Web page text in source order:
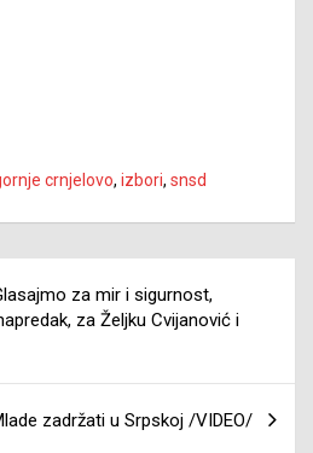
crnjelovo, izbori, snsd
za mir i sigurnost,
za Željku Cvijanović i
zadržati u Srpskoj /VIDEO/